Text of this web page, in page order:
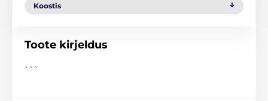
Koostis
Toote kirjeldus
```